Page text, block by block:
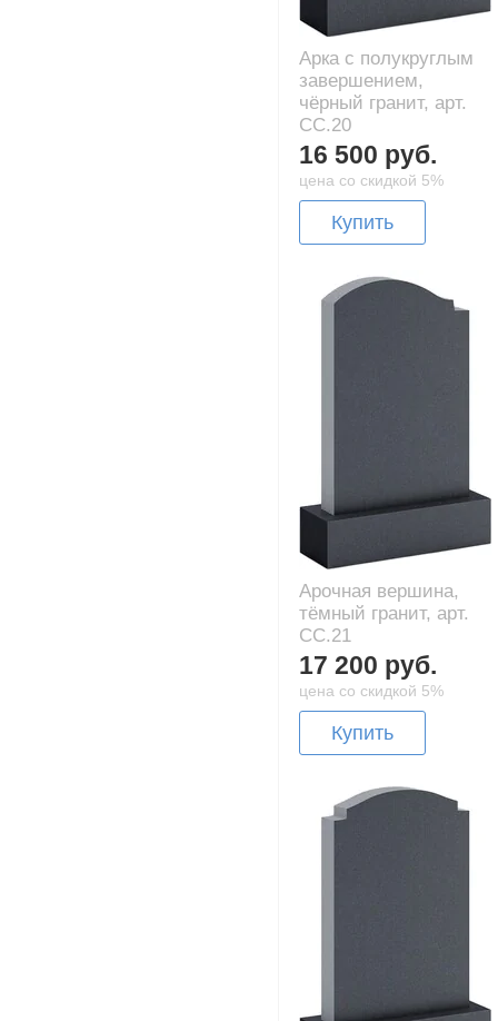
Арка с полукруглым
завершением,
чёрный гранит, арт.
CC.20
16 500 руб.
цена со скидкой 5%
Купить
Арочная вершина,
тёмный гранит, арт.
CC.21
17 200 руб.
цена со скидкой 5%
Купить